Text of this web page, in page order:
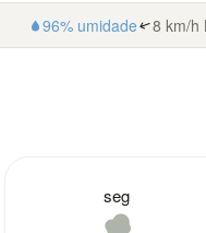
96% umidade 8 km/h
seg